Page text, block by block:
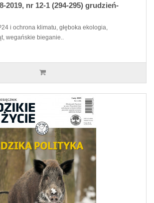
2019, nr 12-1 (294-295) grudzień-
i ochrona klimatu, głęboka ekologia,
wegańskie bieganie..